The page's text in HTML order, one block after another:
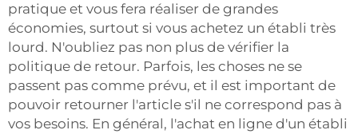
pratique et vous fera réaliser de grandes
économies, surtout si vous achetez un établi très
lourd. N'oubliez pas non plus de vérifier la
politique de retour. Parfois, les choses ne se
passent pas comme prévu, et il est important de
pouvoir retourner l'article s'il ne correspond pas à
vos besoins. En général, l'achat en ligne d'un établi